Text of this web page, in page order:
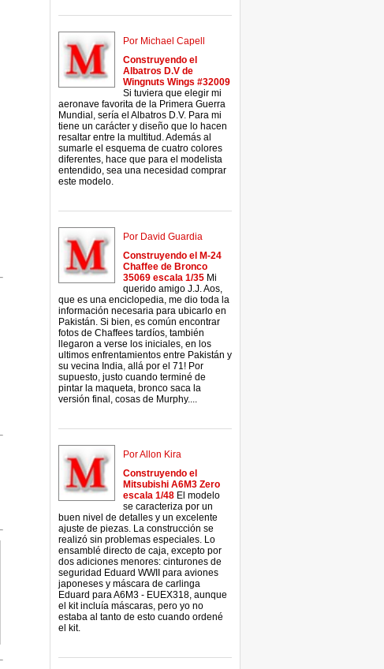
Por Michael Capell
Construyendo el
Albatros D.V de
Wingnuts Wings #32009
Si tuviera que elegir mi
aeronave favorita de la Primera Guerra
Mundial, sería el Albatros D.V. Para mi
tiene un carácter y diseño que lo hacen
resaltar entre la multitud. Además al
sumarle el esquema de cuatro colores
diferentes, hace que para el modelista
entendido, sea una necesidad comprar
este modelo.
Por David Guardia
Construyendo el M-24
Chaffee de Bronco
35069 escala 1/35 Mi
querido amigo J.J. Aos,
que es una enciclopedia, me dio toda la
información necesaria para ubicarlo en
Pakistán. Si bien, es común encontrar
fotos de Chaffees tardíos, también
llegaron a verse los iniciales, en los
ultimos enfrentamientos entre Pakistán y
su vecina India, allá por el 71! Por
supuesto, justo cuando terminé de
pintar la maqueta, bronco saca la
versión final, cosas de Murphy....
Por Allon Kira
Construyendo el
Mitsubishi A6M3 Zero
escala 1/48 El modelo
se caracteriza por un
buen nivel de detalles y un excelente
ajuste de piezas. La construcción se
realizó sin problemas especiales. Lo
ensamblé directo de caja, excepto por
dos adiciones menores: cinturones de
seguridad Eduard WWII para aviones
japoneses y máscara de carlinga
Eduard para A6M3 - EUEX318, aunque
el kit incluía máscaras, pero yo no
estaba al tanto de esto cuando ordené
el kit.